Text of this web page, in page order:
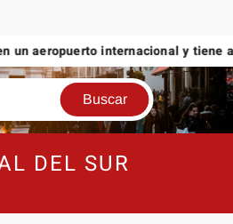
aeropuerto internacional y tiene a
DEL SUR